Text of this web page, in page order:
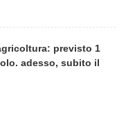
previsto 1
adesso, subito il